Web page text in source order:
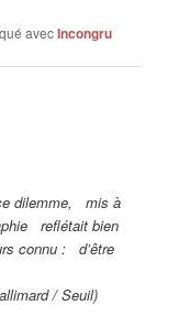
avecIncongru
dilemme, mis à
reflétait bien
connu : d’être
/ Seuil)